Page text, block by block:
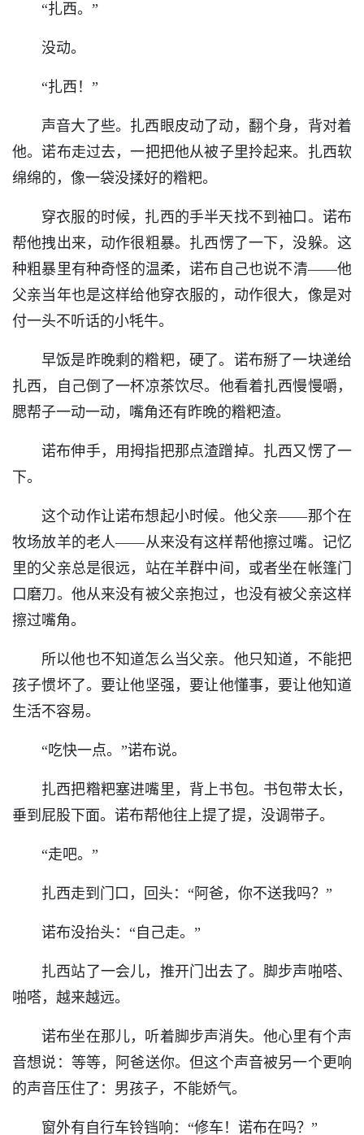
“扎西。”
没动。
“扎西！”
声音大了些。扎西眼皮动了动，翻个身，背对着
他。诺布走过去，一把把他从被子里拎起来。扎西软
绵绵的，像一袋没揉好的糌粑。
穿衣服的时候，扎西的手半天找不到袖口。诺布
帮他拽出来，动作很粗暴。扎西愣了一下，没躲。这
种粗暴里有种奇怪的温柔，诺布自己也说不清——他
父亲当年也是这样给他穿衣服的，动作很大，像是对
付一头不听话的小牦牛。
早饭是昨晚剩的糌粑，硬了。诺布掰了一块递给
扎西，自己倒了一杯凉茶饮尽。他看着扎西慢慢嚼，
腮帮子一动一动，嘴角还有昨晚的糌粑渣。
诺布伸手，用拇指把那点渣蹭掉。扎西又愣了一
下。
这个动作让诺布想起小时候。他父亲——那个在
牧场放羊的老人——从来没有这样帮他擦过嘴。记忆
里的父亲总是很远，站在羊群中间，或者坐在帐篷门
口磨刀。他从来没有被父亲抱过，也没有被父亲这样
擦过嘴角。
所以他也不知道怎么当父亲。他只知道，不能把
孩子惯坏了。要让他坚强，要让他懂事，要让他知道
生活不容易。
“吃快一点。”诺布说。
扎西把糌粑塞进嘴里，背上书包。书包带太长，
垂到屁股下面。诺布帮他往上提了提，没调带子。
“走吧。”
扎西走到门口，回头：“阿爸，你不送我吗？”
诺布没抬头：“自己走。”
扎西站了一会儿，推开门出去了。脚步声啪嗒、
啪嗒，越来越远。
诺布坐在那儿，听着脚步声消失。他心里有个声
音想说：等等，阿爸送你。但这个声音被另一个更响
的声音压住了：男孩子，不能娇气。
窗外有自行车铃铛响：“修车！诺布在吗？”